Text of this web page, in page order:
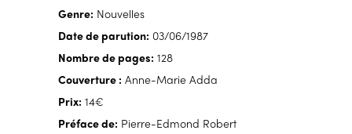
Genre: Nouvelles
Date de parution: 03/06/1987
Nombre de pages: 128
Couverture : Anne-Marie Adda
Prix: 14€
Préface de: Pierre-Edmond Robert